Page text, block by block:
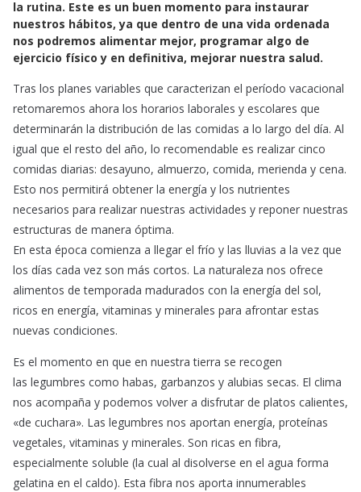
la rutina. Este es un buen momento para instaurar
nuestros hábitos, ya que dentro de una vida ordenada
nos podremos alimentar mejor, programar algo de
ejercicio físico y en definitiva, mejorar nuestra salud.
Tras los planes variables que caracterizan el período vacacional
retomaremos ahora los horarios laborales y escolares que
determinarán la distribución de las comidas a lo largo del día. Al
igual que el resto del año, lo recomendable es realizar cinco
comidas diarias: desayuno, almuerzo, comida, merienda y cena.
Esto nos permitirá obtener la energía y los nutrientes
necesarios para realizar nuestras actividades y reponer nuestras
estructuras de manera óptima.
En esta época comienza a llegar el frío y las lluvias a la vez que
los días cada vez son más cortos. La naturaleza nos ofrece
alimentos de temporada madurados con la energía del sol,
ricos en energía, vitaminas y minerales para afrontar estas
nuevas condiciones.
Es el momento en que en nuestra tierra se recogen
las legumbres como habas, garbanzos y alubias secas. El clima
nos acompaña y podemos volver a disfrutar de platos calientes,
«de cuchara». Las legumbres nos aportan energía, proteínas
vegetales, vitaminas y minerales. Son ricas en fibra,
especialmente soluble (la cual al disolverse en el agua forma
gelatina en el caldo). Esta fibra nos aporta innumerables